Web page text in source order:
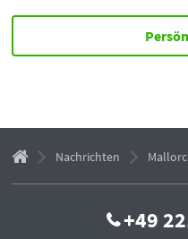
Nachrichten
+49